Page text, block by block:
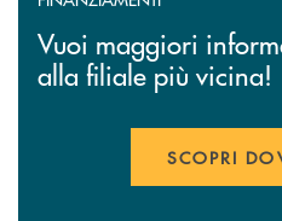
Vuoi maggiori
alla filiale più vicina!
SCOPRI